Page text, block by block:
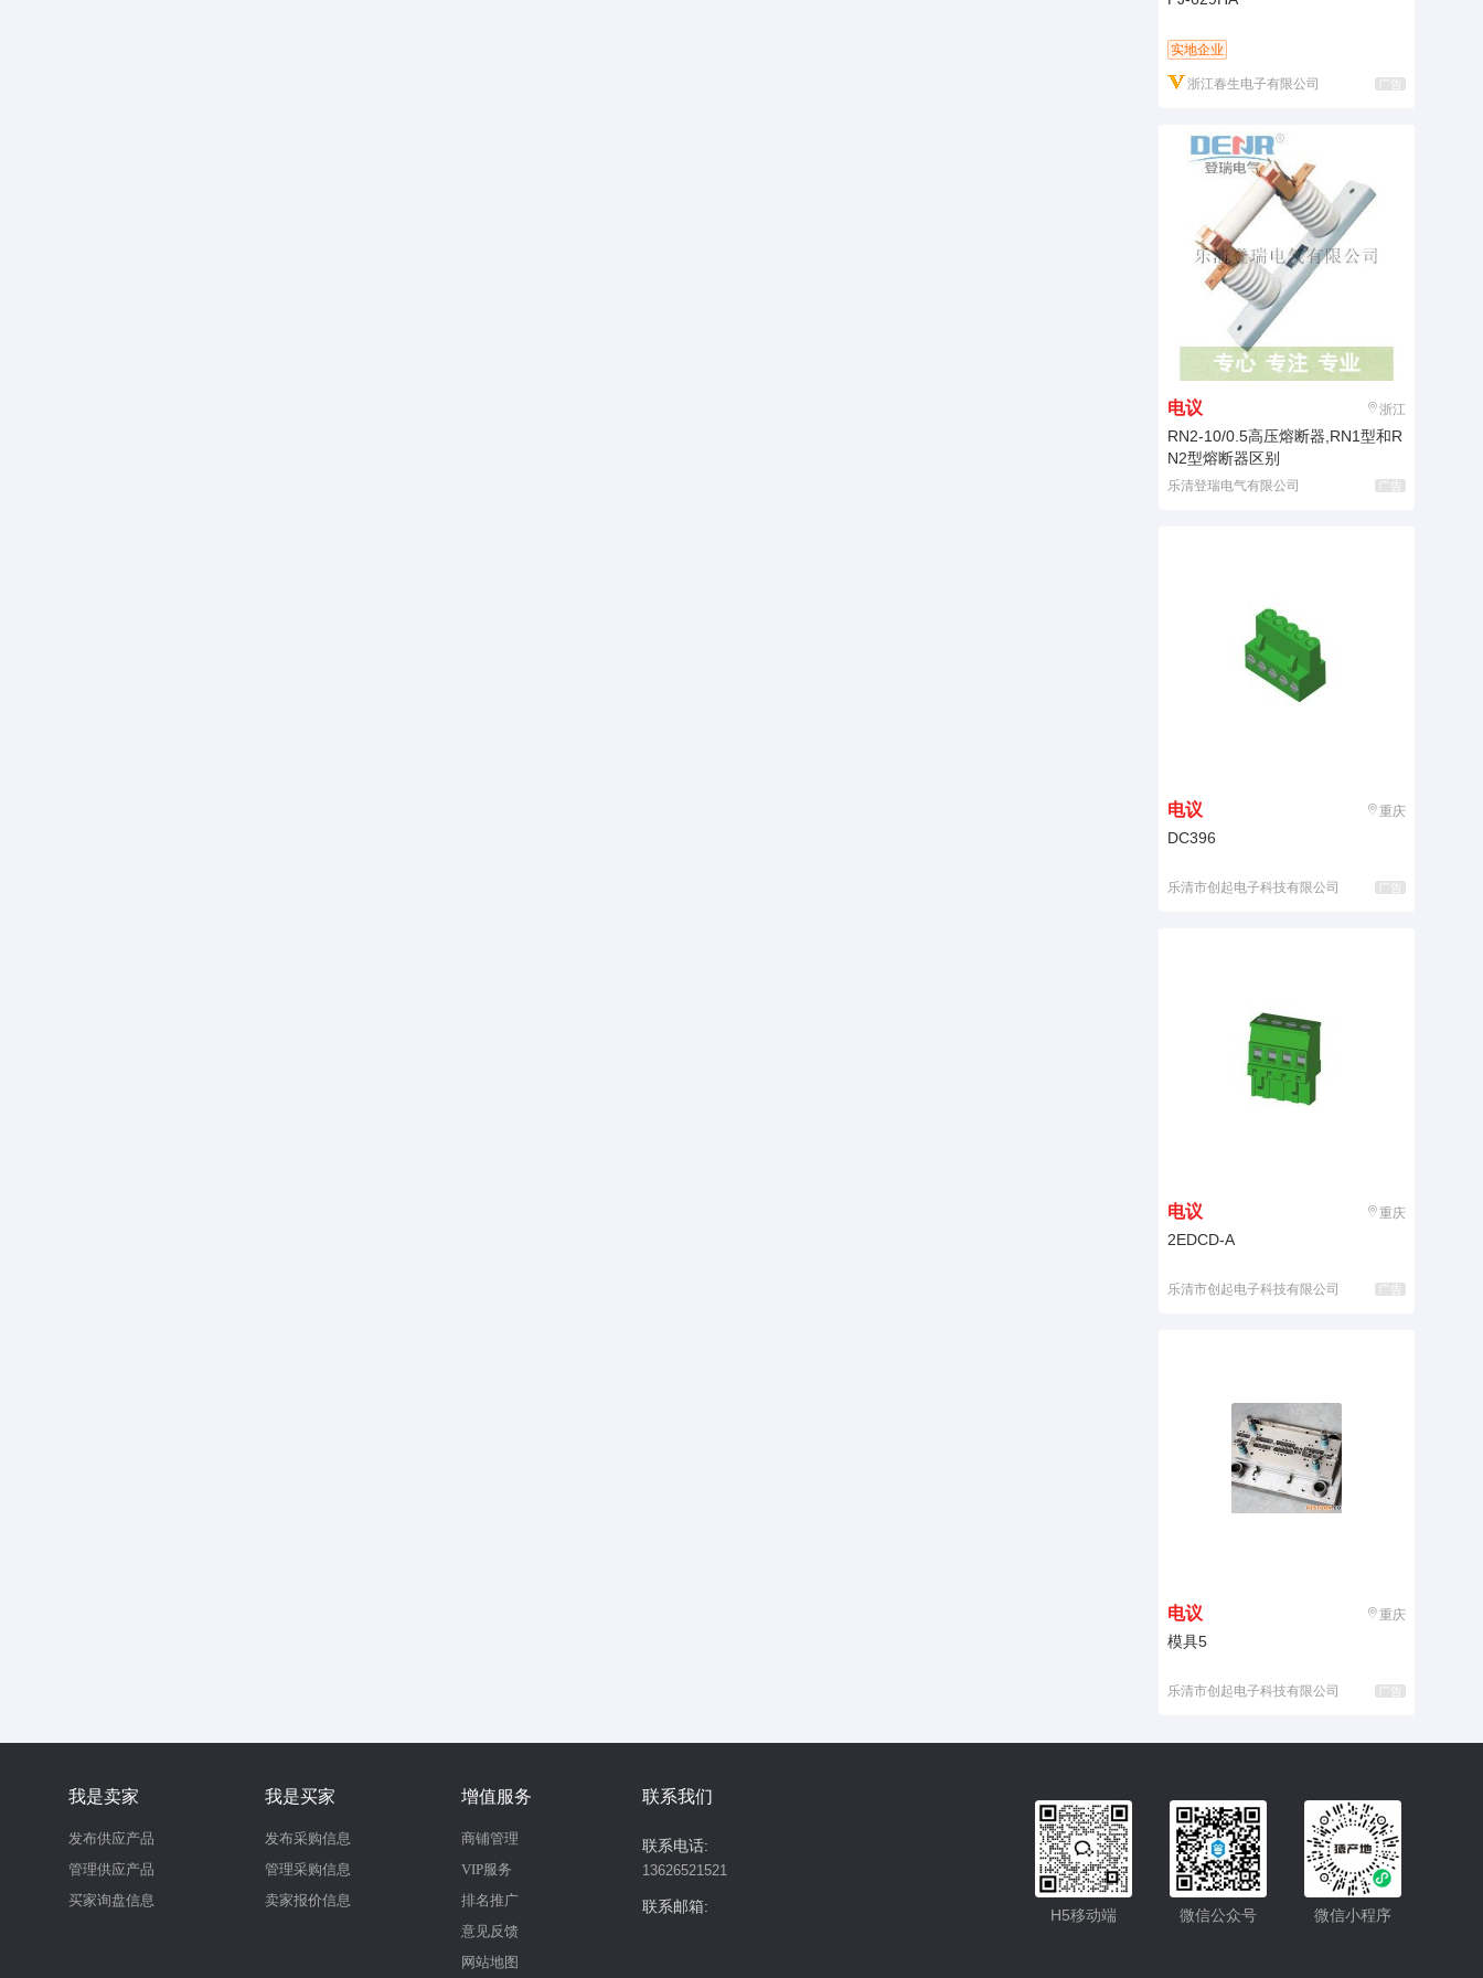
实地企业
浙江春生电子有限公司 广告
电议 浙江
RN2-10/0.5高压熔断器,RN1型和R
N2型熔断器区别
乐清登瑞电气有限公司 广告
电议 重庆
DC396
乐清市创起电子科技有限公司 广告
电议 重庆
2EDCD-A
乐清市创起电子科技有限公司 广告
电议 重庆
模具5
乐清市创起电子科技有限公司 广告
我是卖家
发布供应产品
管理供应产品
买家询盘信息
我是买家
发布采购信息
管理采购信息
卖家报价信息
增值服务
商铺管理
VIP服务
排名推广
意见反馈
网站地图
联系我们
联系电话:
13626521521
联系邮箱: 微信小程序
微信公众号
H5移动端